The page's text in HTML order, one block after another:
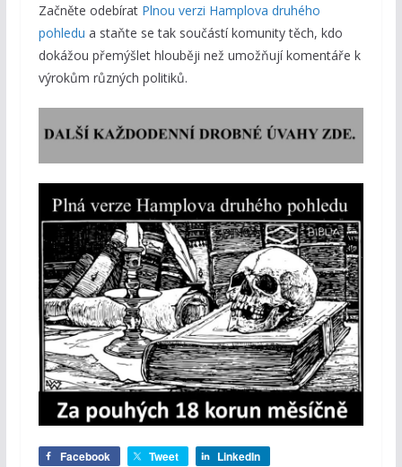
Začněte odebírat Plnou verzi Hamplova druhého
pohledu a staňte se tak součástí komunity těch, kdo
dokážou přemýšlet hlouběji než umožňují komentáře k
výrokům různých politiků.
Facebook Tweet LinkedIn